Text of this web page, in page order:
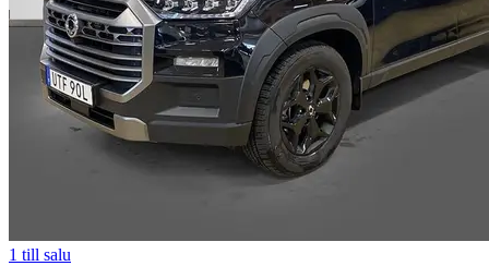
1 till salu